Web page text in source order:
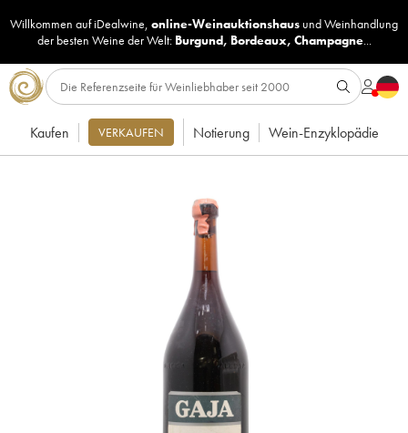
Willkommen auf iDealwine, online-Weinauktionshaus undWeinhandlung
der besten Weine der Welt: Burgund, Bordeaux, Champagne...
Kaufen VERKAUFEN Notierung Wein-Enzyklopädie